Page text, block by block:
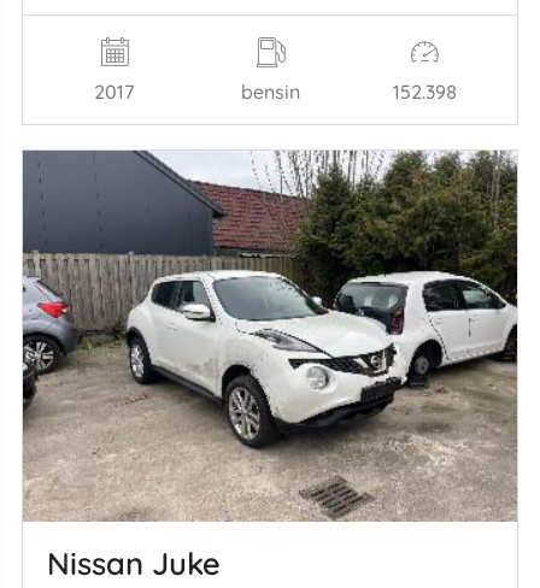
2017 bensin 152.398
Nissan Juke